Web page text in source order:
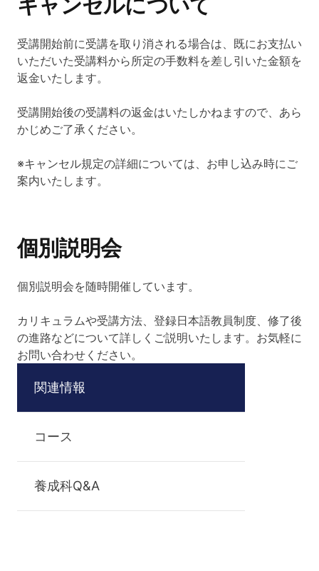
受講開始前に受講を取り消される場合は、既にお支払い
いただいた受講料から所定の手数料を差し引いた金額を
返金いたします。
受講開始後の受講料の返金はいたしかねますので、あら
かじめご了承ください。
※キャンセル規定の詳細については、お申し込み時にご
案内いたします。
個別説明会
個別説明会を随時開催しています。
カリキュラムや受講方法、登録日本語教員制度、修了後
の進路などについて詳しくご説明いたします。お気軽に
お問い合わせください。
関連情報
コース
養成科Q&A